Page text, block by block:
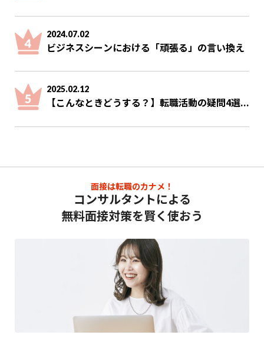
2024.07.02
ビジネスシーンにおける「頑張る」の言い換え
2025.02.12
【こんなときどうする？】転職活動の疑問4選...
面接は転職のカナメ！
コンサルタントによる
無料面接対策を賢く使おう